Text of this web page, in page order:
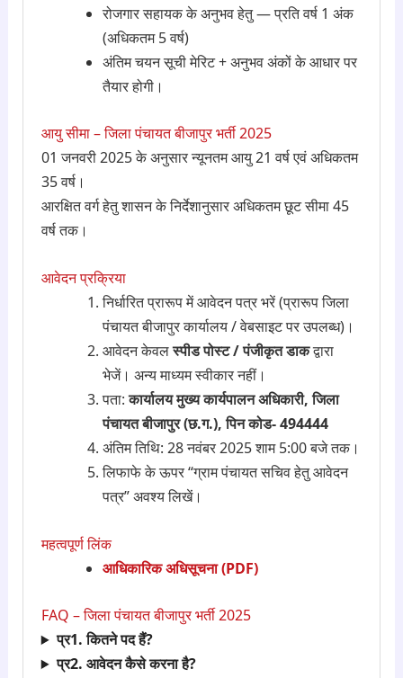
रोजगार सहायक के अनुभव हेतु — प्रति वर्ष 1 अंक
(अधिकतम 5 वर्ष)
अंतिम चयन सूची मेरिट + अनुभव अंकों के आधार पर
तैयार होगी।
आयु सीमा – जिला पंचायत बीजापुर भर्ती 2025
01 जनवरी 2025 के अनुसार न्यूनतम आयु 21 वर्ष एवं अधिकतम
35 वर्ष।
आरक्षित वर्ग हेतु शासन के निर्देशानुसार अधिकतम छूट सीमा 45
वर्ष तक।
आवेदन प्रक्रिया
निर्धारित प्रारूप में आवेदन पत्र भरें (प्रारूप जिला
पंचायत बीजापुर कार्यालय / वेबसाइट पर उपलब्ध)।
आवेदन केवलस्पीड पोस्ट / पंजीकृत डाकद्वारा
भेजें। अन्य माध्यम स्वीकार नहीं।
पता:कार्यालय मुख्य कार्यपालन अधिकारी, जिला
पंचायत बीजापुर (छ.ग.), पिन कोड- 494444
अंतिम तिथि: 28 नवंबर 2025 शाम 5:00 बजे तक।
लिफाफे के ऊपर “ग्राम पंचायत सचिव हेतु आवेदन
पत्र” अवश्य लिखें।
महत्वपूर्ण लिंक
आधिकारिक अधिसूचना (PDF)
FAQ – जिला पंचायत बीजापुर भर्ती 2025
प्र1. कितने पद हैं?
प्र2. आवेदन कैसे करना है?